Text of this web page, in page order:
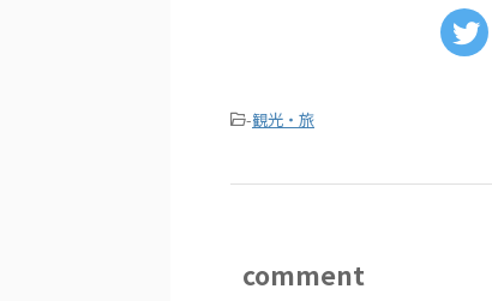
-観光・旅
comment